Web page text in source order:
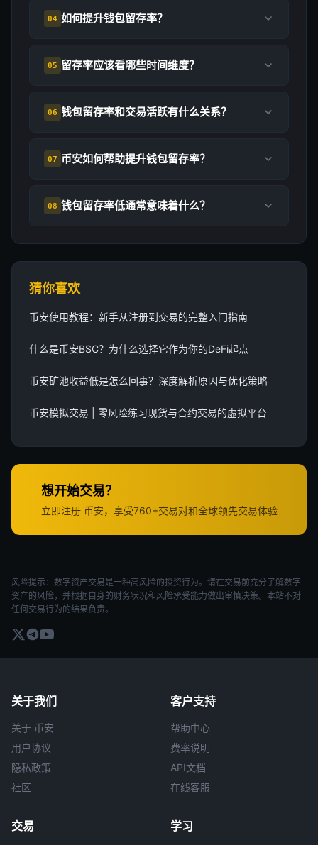
04 如何提升钱包留存率？
05 留存率应该看哪些时间维度？
06 钱包留存率和交易活跃有什么关系？
07 币安如何帮助提升钱包留存率？
08 钱包留存率低通常意味着什么？
猜你喜欢
币安使用教程：新手从注册到交易的完整入门指南
什么是币安BSC？为什么选择它作为你的DeFi起点
币安矿池收益低是怎么回事？深度解析原因与优化策略
币安模拟交易 | 零风险练习现货与合约交易的虚拟平台
想开始交易？
立即注册 币安，享受760+交易对和全球领先交易体验
风险提示：数字资产交易是一种高风险的投资行为。请在交易前充分了解数字
资产的风险，并根据自身的财务状况和风险承受能力做出审慎决策。本站不对
任何交易行为的结果负责。
关于我们
关于 币安
用户协议
隐私政策
社区
客户支持
帮助中心
费率说明
API文档
在线客服
交易 学习